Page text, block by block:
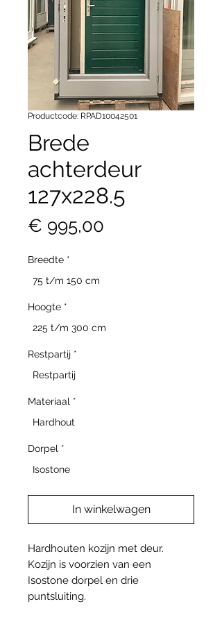
Productcode: RPAD10042501
Brede
achterdeur
127x228.5
€ 995,00
Breedte *
75 t/m 150 cm
Hoogte *
225 t/m 300 cm
Restpartij *
Restpartij
Materiaal *
Hardhout
Dorpel *
Isostone
In winkelwagen
Hardhouten kozijn met deur.
Kozijn is voorzien van een
Isostone dorpel en drie
puntsluiting.